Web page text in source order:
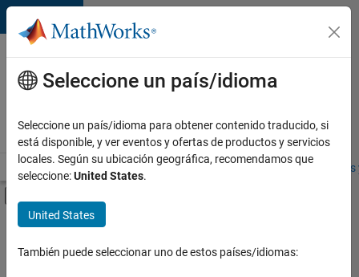
Saltar al contenido
Ofertas
de
empleo
MathWorks
Visión general Búsqueda de empleo Oficinas locales
Contenido principal
FILTRADO POR
Seleccione un país/idioma
Seleccione un país/idioma para obtener contenido traducido, si
está disponible, y ver eventos y ofertas de productos y servicios
locales. Según su ubicación geográfica, recomendamos que
seleccione:United States.
United States
También puede seleccionar uno de estos países/idiomas: